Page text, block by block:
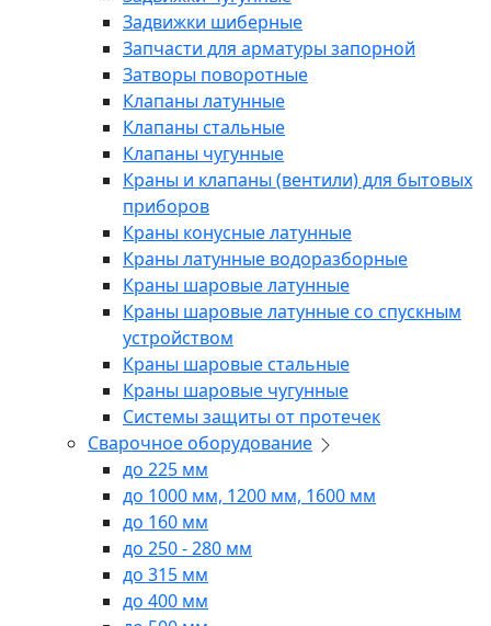
Задвижки шиберные
Запчасти для арматуры запорной
Затворы поворотные
Клапаны латунные
Клапаны стальные
Клапаны чугунные
Краны и клапаны (вентили) для бытовых
приборов
Краны конусные латунные
Краны латунные водоразборные
Краны шаровые латунные
Краны шаровые латунные со спускным
устройством
Краны шаровые стальные
Краны шаровые чугунные
Системы защиты от протечек
Сварочное оборудование
до 225 мм
до 1000 мм, 1200 мм, 1600 мм
до 160 мм
до 250 - 280 мм
до 315 мм
до 400 мм